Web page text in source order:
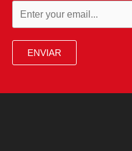
ENVIAR